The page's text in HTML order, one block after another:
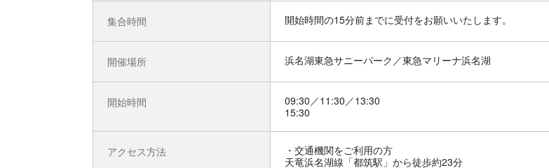
集合時間 開始時間の15分前までに受付をお願いいたします。
開催場所 浜名湖東急サニーパーク／東急マリーナ浜名湖
開始時間
09:30／11:30／13:30
15:30
アクセス方法
交通機関をご利用の方
天竜浜名湖線「都筑駅」から徒歩約23分